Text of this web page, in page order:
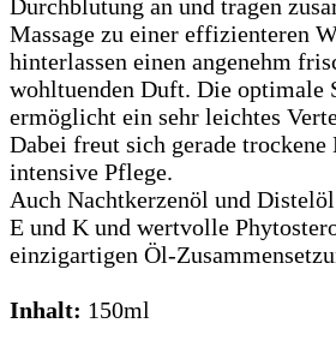
Durchblutung an und tragen
Massage zu einer effizienteren
hinterlassen einen angenehm
wohltuenden Duft. Die optimale
ermöglicht ein sehr leichtes
Dabei freut sich gerade trockene
intensive Pflege.
Auch Nachtkerzenöl und
E und K und wertvolle
einzigartigen Öl-
Inhalt: 150ml